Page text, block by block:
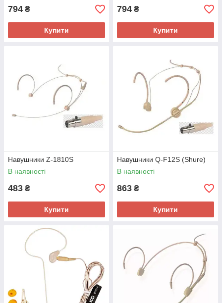
794 ₴
Купити
794 ₴
Купити
Навушники Z-1810S
В наявності
483 ₴
Купити
Навушники Q-F12S (Shure)
В наявності
863 ₴
Купити